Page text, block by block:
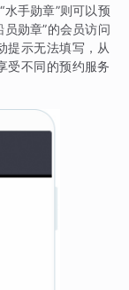
水手勋章”则可以预
员勋章”的会员访问
提示无法填写，从
受不同的预约服务